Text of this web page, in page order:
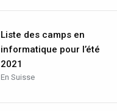
Liste des camps en
informatique pour l’été
2021
En Suisse